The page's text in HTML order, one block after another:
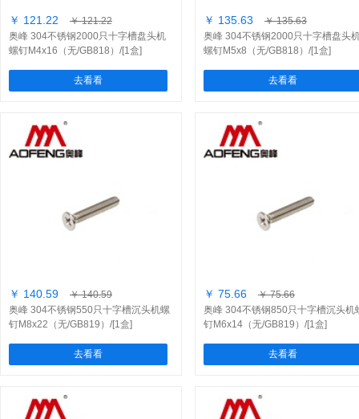
￥ 121.22
￥ 121.22
奥峰 304不锈钢2000只十字槽盘头机
螺钉M4x16（无/GB818）/[1盒]
去看看
￥ 135.63
￥ 135.63
奥峰 304不锈钢2000只十字槽盘头
螺钉M5x8（无/GB818）/[1盒]
去看看
￥ 140.59
￥ 140.59
奥峰 304不锈钢550只十字槽沉头机螺
钉M8x22（无/GB819）/[1盒]
去看看
￥ 75.66
￥ 75.66
奥峰 304不锈钢850只十字槽沉头机
钉M6x14（无/GB819）/[1盒]
去看看